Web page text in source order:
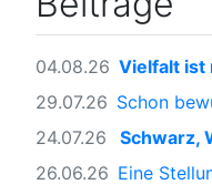
04.08.26 Vielfalt ist
29.07.26 Schon
24.07.26
Schwarz,
26.06.26 Eine